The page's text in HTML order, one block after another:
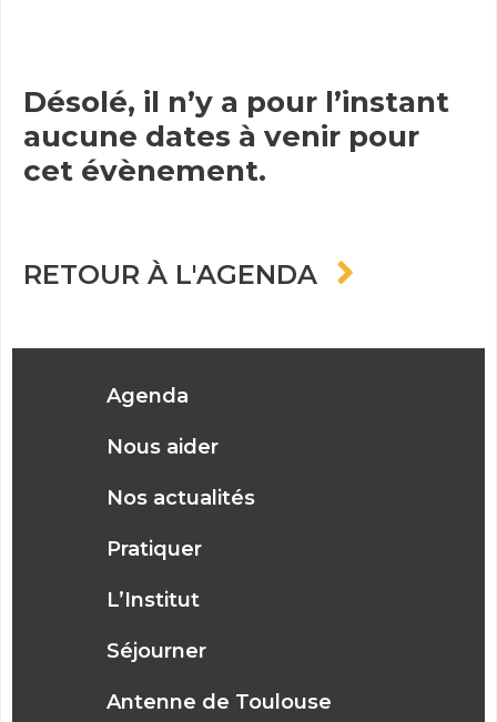
Désolé, il n’y a pour l’instant
aucune dates à venir pour
cet évènement.
RETOUR À L'AGENDA
Agenda
Nous aider
Nos actualités
Pratiquer
L’Institut
Séjourner
Antenne de Toulouse